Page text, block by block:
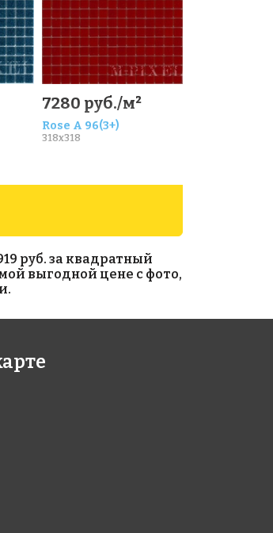
7280 руб./м²
Rose A 96(3+)
318x318
Rose G 17
руб. за квадратный
выгодной цене с фото,